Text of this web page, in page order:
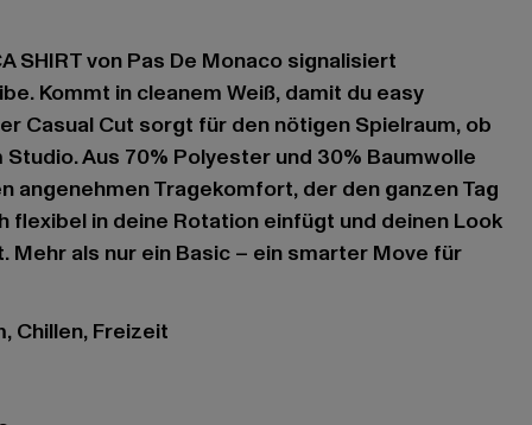
SHIRT von Pas De Monaco signalisiert
Kommt in cleanem Weiß, damit du easy
Casual Cut sorgt für den nötigen Spielraum, ob
Aus 70% Polyester und 30% Baumwolle
angenehmen Tragekomfort, der den ganzen Tag
flexibel in deine Rotation einfügt und deinen Look
Mehr als nur ein Basic – ein smarter Move für
Chillen, Freizeit